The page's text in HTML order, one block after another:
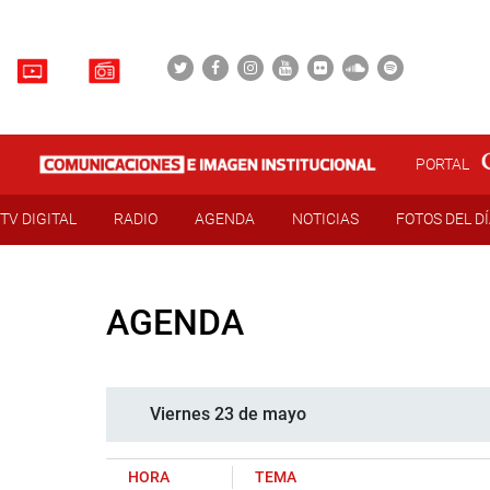
PORTAL
TV DIGITAL RADIO AGENDA NOTICIAS FOTOS DEL
AGENDA
Viernes 23 de mayo
HORA TEMA